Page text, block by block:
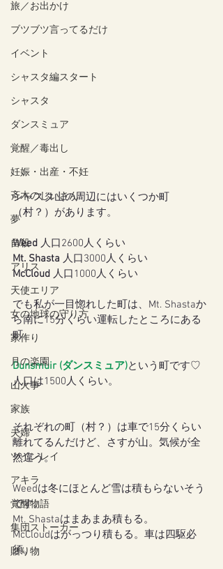
旅／お出かけ
ブツブツ言ってるだけ
イベント
シャスタ編スタート
シャスタ
ダンスミュア
覚醒／毒出し
妊娠・出産・不妊
斉木のじいさん
夢
自殺
アリス
天使エリア
女の地球の守り方
家作り
月の楽園
山火事
家族
夫婦
ツインレイ
アキラ
覚醒物語
集団ストーカー
贈り物
シャスタ山の周辺にはいくつか町
（村？）があります。
Weed 人口2600人くらい
Mt. Shasta 人口3000人くらい
McCloud 人口1000人くらい
でも私が一目惚れした町は、Mt. Shastaか
ら南に15分くらい運転したところにある
町。
Dunsmuir (ダンスミュア)という町です♡
人口は1500人くらい。
それぞれの町（村？）は車で15分くらい
離れてるんだけど、さすが山。気候が全
然違う。
Weedは冬にほとんど雪は積もらないそう
です。
Mt. Shastaはまあまあ積もる。
McCloudはがっつり積もる。車は四駆必
須。